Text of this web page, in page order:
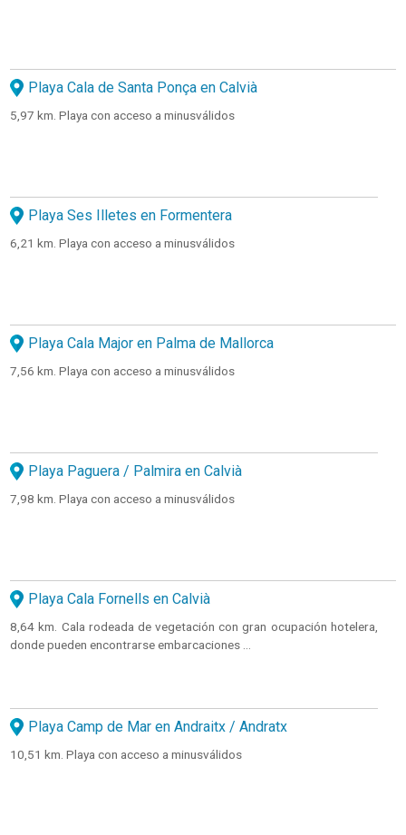
Playa Cala de Santa Ponça en Calvià
5,97 km. Playa con acceso a minusválidos
Playa Ses Illetes en Formentera
6,21 km. Playa con acceso a minusválidos
Playa Cala Major en Palma de Mallorca
7,56 km. Playa con acceso a minusválidos
Playa Paguera / Palmira en Calvià
7,98 km. Playa con acceso a minusválidos
Playa Cala Fornells en Calvià
8,64 km. Cala rodeada de vegetación con gran ocupación hotelera,
donde pueden encontrarse embarcaciones ...
Playa Camp de Mar en Andraitx / Andratx
10,51 km. Playa con acceso a minusválidos